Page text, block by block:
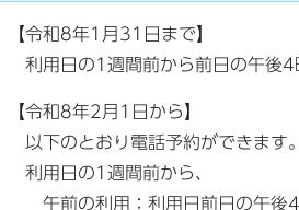
【令和8年1月31日まで】
利用日の1週間前から前日の午後4
【令和8年2月1日から】
以下のとおり電話予約ができます。
利用日の1週間前から、
午前の利用：利用日前日の午後4